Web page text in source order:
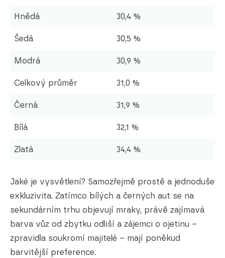
Hnědá 30,4 %
Šedá 30,5 %
Modrá 30,9 %
Celkový průměr 31,0 %
Černá 31,9 %
Bílá 32,1 %
Zlatá 34,4 %
Jaké je vysvětlení? Samozřejmě prostě a jednoduše
exkluzivita. Zatímco bílých a černých aut se na
sekundárním trhu objevují mraky, právě zajímavá
barva vůz od zbytku odliší a zájemci o ojetinu –
zpravidla soukromí majitelé – mají poněkud
barvitější preference.